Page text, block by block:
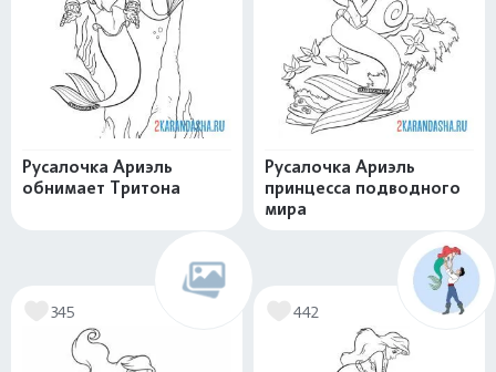
Русалочка Ариэль
обнимает Тритона
Русалочка Ариэль
принцесса подводного
мира
345 442